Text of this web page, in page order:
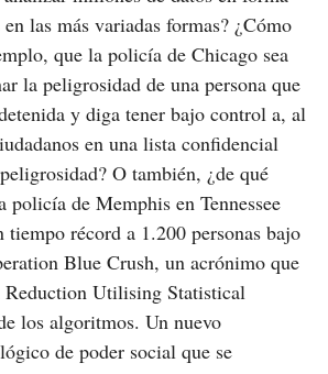
las más variadas formas? ¿Cómo
que la policía de Chicago sea
la peligrosidad de una persona que
y diga tener bajo control a, al
en una lista confidencial
O también, ¿de qué
policía de Memphis en Tennessee
tiempo récord a 1.200 personas bajo
Blue Crush, un acrónimo que
Utilising Statistical
los algoritmos. Un nuevo
de poder social que se